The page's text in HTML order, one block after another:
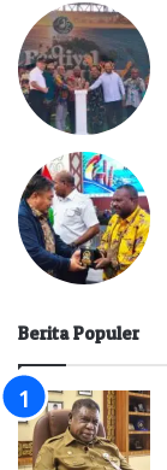
Berita Populer